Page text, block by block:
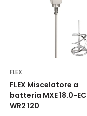
FLEX
FLEX Miscelatore a
batteria MXE 18.0-EC
WR2 120